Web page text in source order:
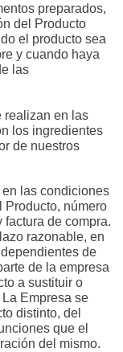
preparados,
del Producto
el producto sea
y cuando haya
las
realizan en las
los ingredientes
de nuestros
las condiciones
Producto, número
de compra.
razonable, en
de
de la empresa
a sustituir o
Empresa se
distinto, del
que el
del mismo.